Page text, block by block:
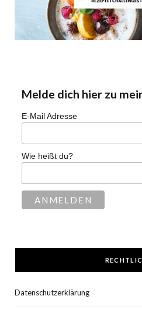
Melde dich hier zu
E-Mail Adresse
Wie heißt du?
Datenschutzerklärung